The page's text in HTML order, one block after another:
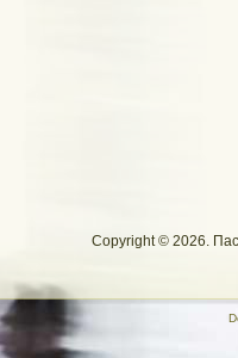
Copyright © 2026.